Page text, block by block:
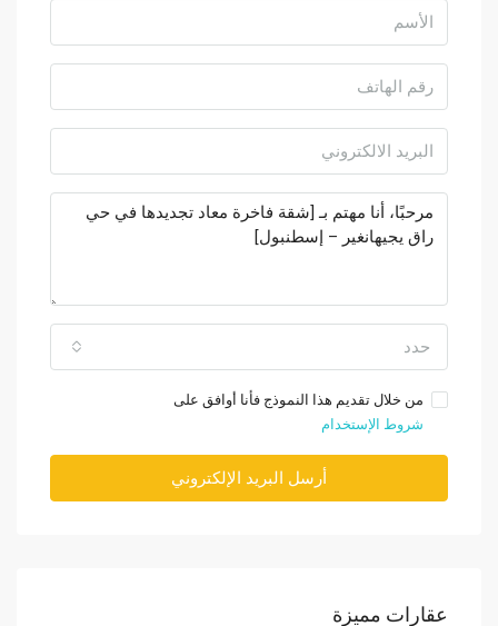
حدد
من خلال تقديم هذا النموذج فأنا أوافق على
شروط الإستخدام
أرسل البريد الإلكتروني
عقارات مميزة